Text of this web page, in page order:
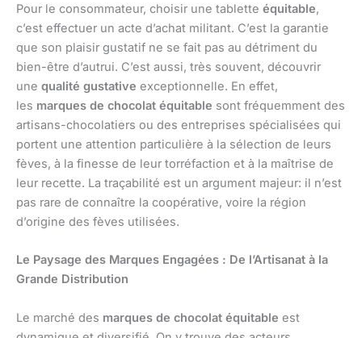
Pour le consommateur, choisir une tablette équitable,
c’est effectuer un acte d’achat militant. C’est la garantie
que son plaisir gustatif ne se fait pas au détriment du
bien-être d’autrui. C’est aussi, très souvent, découvrir
une qualité gustative exceptionnelle. En effet,
les marques de chocolat équitable sont fréquemment des
artisans-chocolatiers ou des entreprises spécialisées qui
portent une attention particulière à la sélection de leurs
fèves, à la finesse de leur torréfaction et à la maîtrise de
leur recette. La traçabilité est un argument majeur: il n’est
pas rare de connaître la coopérative, voire la région
d’origine des fèves utilisées.
Le Paysage des Marques Engagées : De l’Artisanat à la
Grande Distribution
Le marché des marques de chocolat équitable est